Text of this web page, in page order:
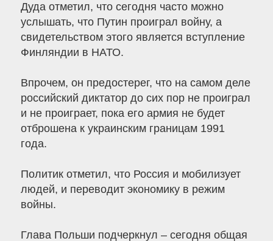
Дуда отметил, что сегодня часто можно
услышать, что Путин проиграл войну, а
свидетельством этого является вступление
Финляндии в НАТО.
Впрочем, он предостерег, что на самом деле
российский диктатор до сих пор не проиграл
и не проиграет, пока его армия не будет
отброшена к украинским границам 1991
года.
Политик отметил, что Россия и мобилизует
людей, и переводит экономику в режим
войны.
Глава Польши подчеркнул – сегодня общая